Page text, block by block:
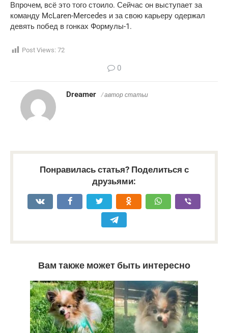
Впрочем, всё это того стоило. Сейчас он выступает за
команду McLaren-Mercedes и за свою карьеру одержал
девять побед в гонках Формулы-1.
Post Views: 72
0
Dreamer / автор статьи
Понравилась статья? Поделиться с
друзьями:
Вам также может быть интересно